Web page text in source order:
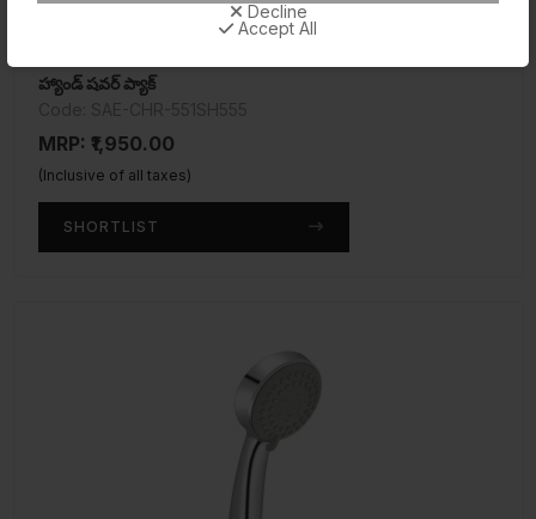
Decline
Accept All
హ్యాండ్ షవర్ ప్యాక్
MRP: ₹1,950.00
(Inclusive of all taxes)
SHORTLIST